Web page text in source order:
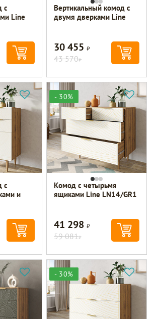
с
Line
Вертикальный комод с
двумя дверками Line
30 455Р
43 570Р
с
и
- 30%
Комод с четырьмя
ящиками Line LN14/GR1
41 298Р
59 081Р
- 30%